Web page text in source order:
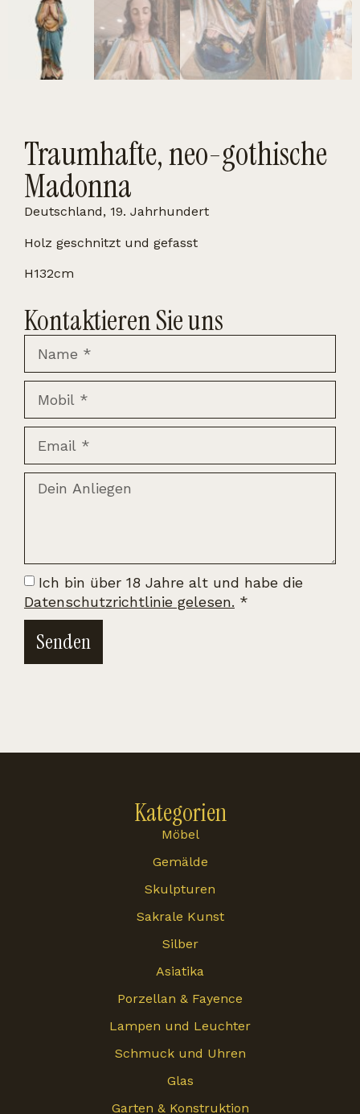
Traumhafte, neo-gothische
Madonna
Deutschland, 19. Jahrhundert
Holz geschnitzt und gefasst
H132cm
Kontaktieren Sie uns
Ich bin über 18 Jahre alt und habe die
Datenschutzrichtlinie gelesen. *
Senden
Kategorien
Möbel
Gemälde
Skulpturen
Sakrale Kunst
Silber
Asiatika
Porzellan & Fayence
Lampen und Leuchter
Schmuck und Uhren
Glas
Garten & Konstruktion